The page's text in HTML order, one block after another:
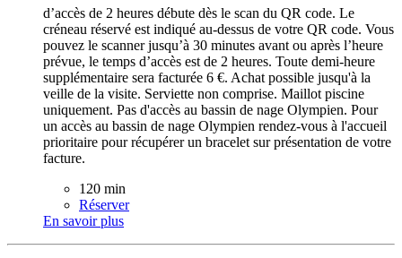
d’accès de 2 heures débute dès le scan du QR code. Le
créneau réservé est indiqué au-dessus de votre QR code. Vous
pouvez le scanner jusqu’à 30 minutes avant ou après l’heure
prévue, le temps d’accès est de 2 heures. Toute demi-heure
supplémentaire sera facturée 6 €. Achat possible jusqu'à la
veille de la visite. Serviette non comprise. Maillot piscine
uniquement. Pas d'accès au bassin de nage Olympien. Pour
un accès au bassin de nage Olympien rendez-vous à l'accueil
prioritaire pour récupérer un bracelet sur présentation de votre
facture.
120 min
Réserver
En savoir plus